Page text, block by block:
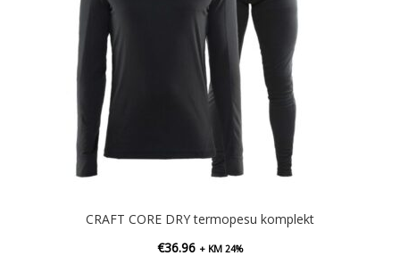
CRAFT CORE DRY termopesu komplekt
€36.96 + KM 24%